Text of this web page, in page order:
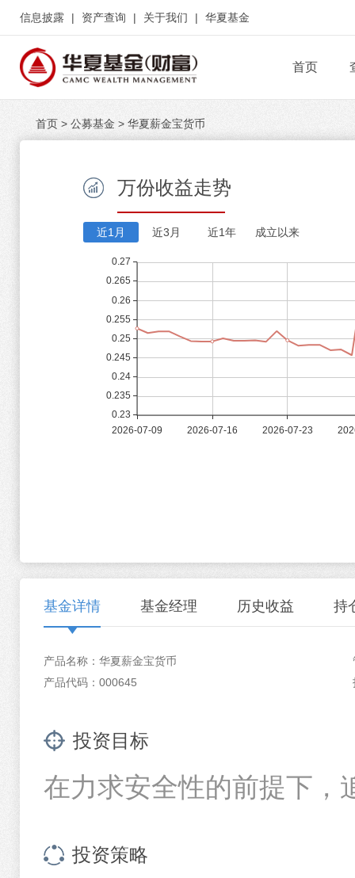
信息披露 | 资产查询 | 关于我们 | 华夏基金
首页
首页 > 公募基金 > 华夏薪金宝货币
万份收益走势
近1月 近3月 近1年 成立以来
基金详情 基金经理 历史收益 持
产品名称：华夏薪金宝货币
产品代码：000645
投资目标
在力求安全性的前提下，
投资策略
曲波
个人简介
金基金经理(2012年8月1日至2014年7月25日期间)、华夏安康
13日至2022年1月6日期间)、华夏快线交易型货币市场基金
时间区间
今年以来
过去一月
华夏薪金宝货币市场基金2026年第二季度报告